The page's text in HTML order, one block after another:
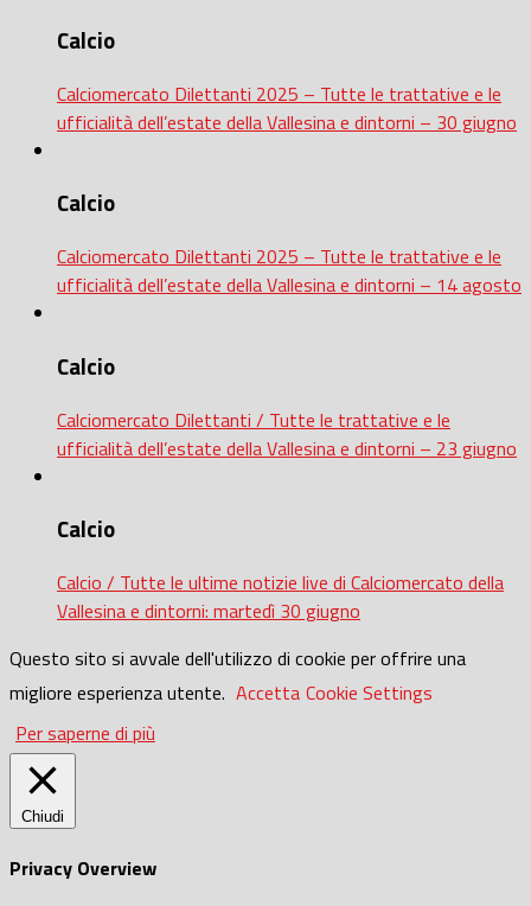
Calcio
Calciomercato Dilettanti 2025 – Tutte le trattative e le
ufficialità dell’estate della Vallesina e dintorni – 30 giugno
Calcio
Calciomercato Dilettanti 2025 – Tutte le trattative e le
ufficialità dell’estate della Vallesina e dintorni – 14 agosto
Calcio
Calciomercato Dilettanti / Tutte le trattative e le
ufficialità dell’estate della Vallesina e dintorni – 23 giugno
Calcio
Calcio / Tutte le ultime notizie live di Calciomercato della
Vallesina e dintorni: martedì 30 giugno
Questo sito si avvale dell'utilizzo di cookie per offrire una
migliore esperienza utente. Accetta Cookie Settings
Per saperne di più
Chiudi
Privacy Overview